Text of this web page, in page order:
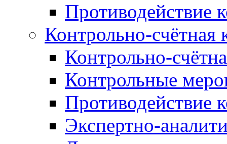
Противодействие
Контрольно-счётная
Контрольно-
Контрольные
Противодействие
Экспертно-